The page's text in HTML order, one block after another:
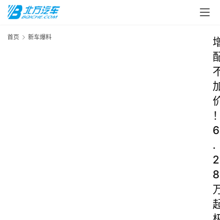
首页 新车爆料
6
.
2
8